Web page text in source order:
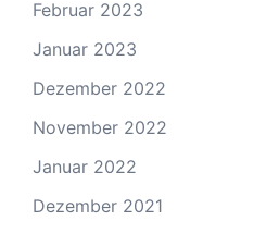
Februar 2023
Januar 2023
Dezember 2022
November 2022
Januar 2022
Dezember 2021